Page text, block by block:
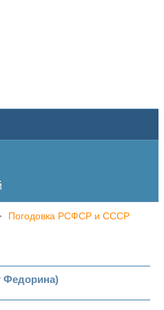
Погодовка РСФСР и СССР
Федорина)